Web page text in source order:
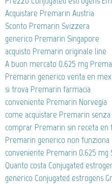
Acquistare Premarin Austria
Sconto Premarin Svizzera
generico Premarin Singapore
acquisto Premarin originale line
A buon mercato 0.625 mg
Premarin generico venta en
si trova Premarin farmacia
conveniente Premarin Norvegia
come acquistare Premarin
comprar Premarin sin receta en
Premarin generico non funziona
conveniente Premarin 0.625 mg
Quanto costa Conjugated
generico Conjugated estrogens